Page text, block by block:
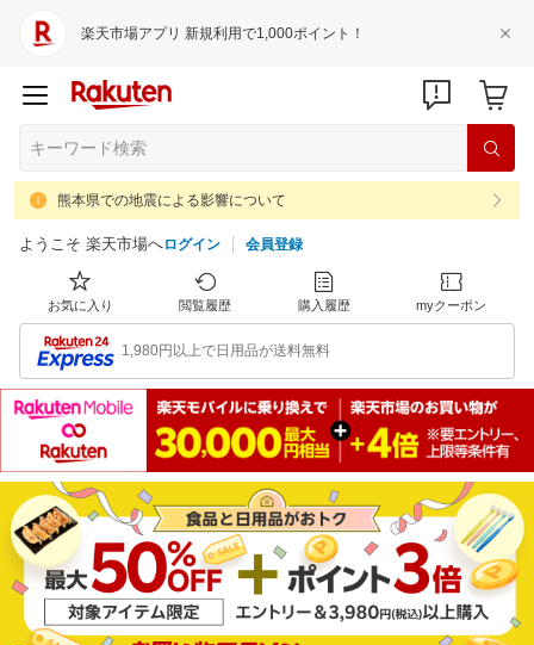
楽天市場アプリ 新規利用で1,000ポイント！
熊本県での地震による影響について
ようこそ 楽天市場へログイン 会員登録
お気に入り 閲覧履歴 購入履歴 myクーポン
1,980円以上で日用品が送料無料